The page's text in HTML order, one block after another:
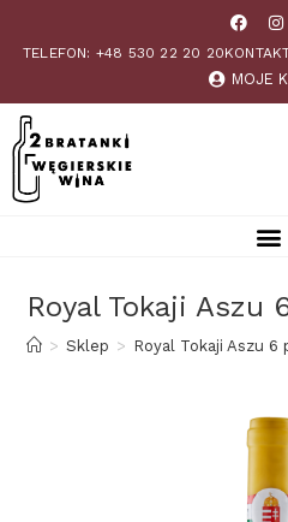
TELEFON: +48 530 22 20 20
MOJE
Royal Tokaji Aszu
> Sklep > Royal Tokaji Aszu 6